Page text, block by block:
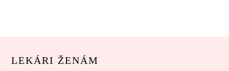
LEKÁRI ŽENÁM